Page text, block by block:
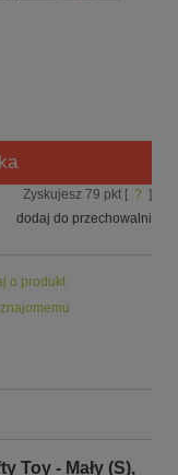
Zyskujesz 79 pkt [ ? ]
dodaj do przechowalni
o produkt
Toy - Mały (S),